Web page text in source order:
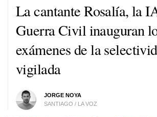
La cantante Rosalía, la
Guerra Civil inauguran
exámenes de la
vigilada
JORGE NOYA
SANTIAGO / LA VOZ